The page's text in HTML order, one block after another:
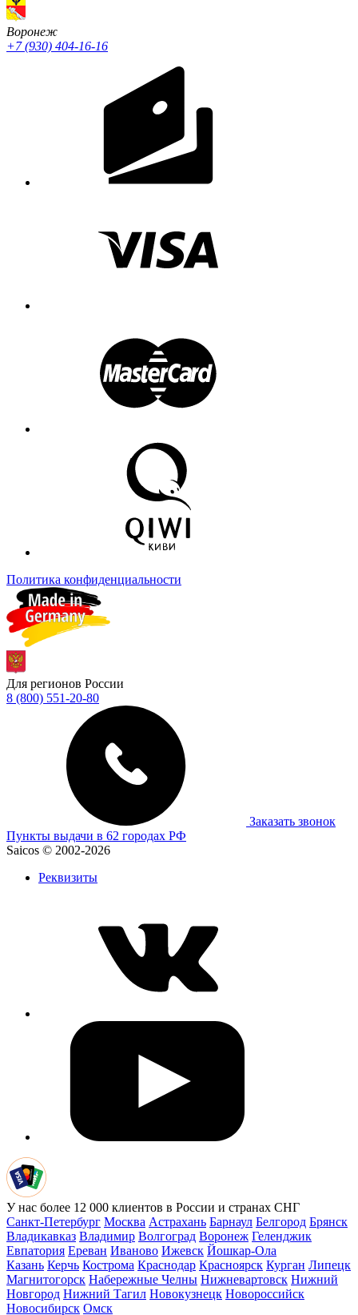
Воронеж
+7 (930) 404-16-16
Политика конфиденциальности
Для регионов России
8 (800) 551-20-80
Заказать звонок
Пункты выдачи в 62 городах РФ
Saicos © 2002-2026
Реквизиты
У нас более 12 000 клиентов в России и странах СНГ
Санкт-Петербург Москва Астрахань Барнаул Белгород Брянск
Владикавказ Владимир Волгоград Воронеж Геленджик
Евпатория Ереван Иваново Ижевск Йошкар-Ола
Казань Керчь Кострома Краснодар Красноярск Курган Липецк
Магнитогорск Набережные Челны Нижневартовск Нижний
Новгород Нижний Тагил Новокузнецк Новороссийск
Новосибирск Омск